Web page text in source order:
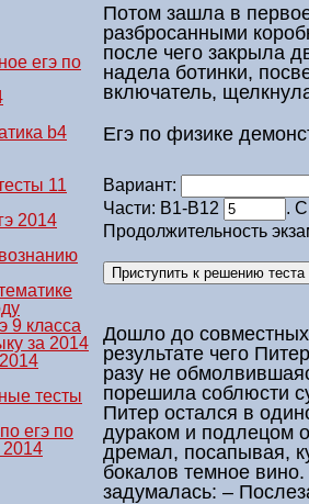
егэ по
b4
11
2014
9 класса
за 2014
тесты
егэ по
2014
Потом зашла в
разбросанными
после чего закрыла
надела ботинки,
включатель,
Егэ по физике
Вариант:
Части: В1-В12
.
Продолжительность
Дошло до
результате чего
разу не
порешила соблюсти
Питер остался в
дураком и подлецом
дремал, посапывая,
бокалов темное
задумалась: –